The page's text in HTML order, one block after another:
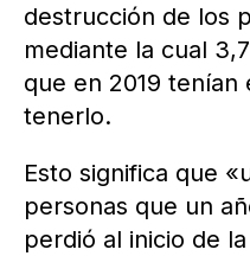
destrucción de los
mediante la cual
que en 2019
tenerlo.
Esto significa que
personas que un
perdió al inicio de